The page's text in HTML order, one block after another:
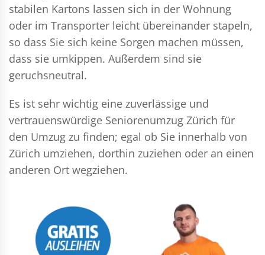
stabilen Kartons lassen sich in der Wohnung
oder im Transporter leicht übereinander stapeln,
so dass Sie sich keine Sorgen machen müssen,
dass sie umkippen. Außerdem sind sie
geruchsneutral.
Es ist sehr wichtig eine zuverlässige und
vertrauenswürdige Seniorenumzug Zürich für
den Umzug zu finden; egal ob Sie innerhalb von
Zürich umziehen, dorthin zuziehen oder an einen
anderen Ort wegziehen.